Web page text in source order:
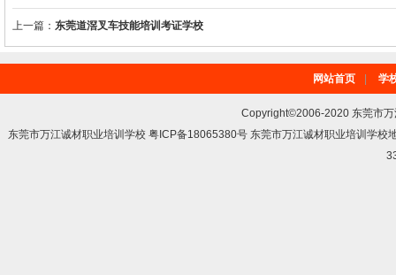
上一篇： 东莞道滘叉车技能培训考证学校
网站首页 学
Copyright©2006-2020 东莞市
东莞市万江诚材职业培训学校 粤ICP备18065380号 东莞市万江诚材职业培训学